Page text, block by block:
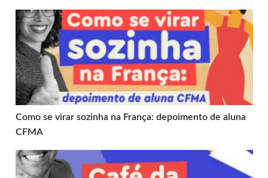
Como se virar sozinha na França: depoimento de aluna
Como se virar sozinha na França: depoimento de aluna
CFMA
Café da manhã francês: vocabulário e curiosidades